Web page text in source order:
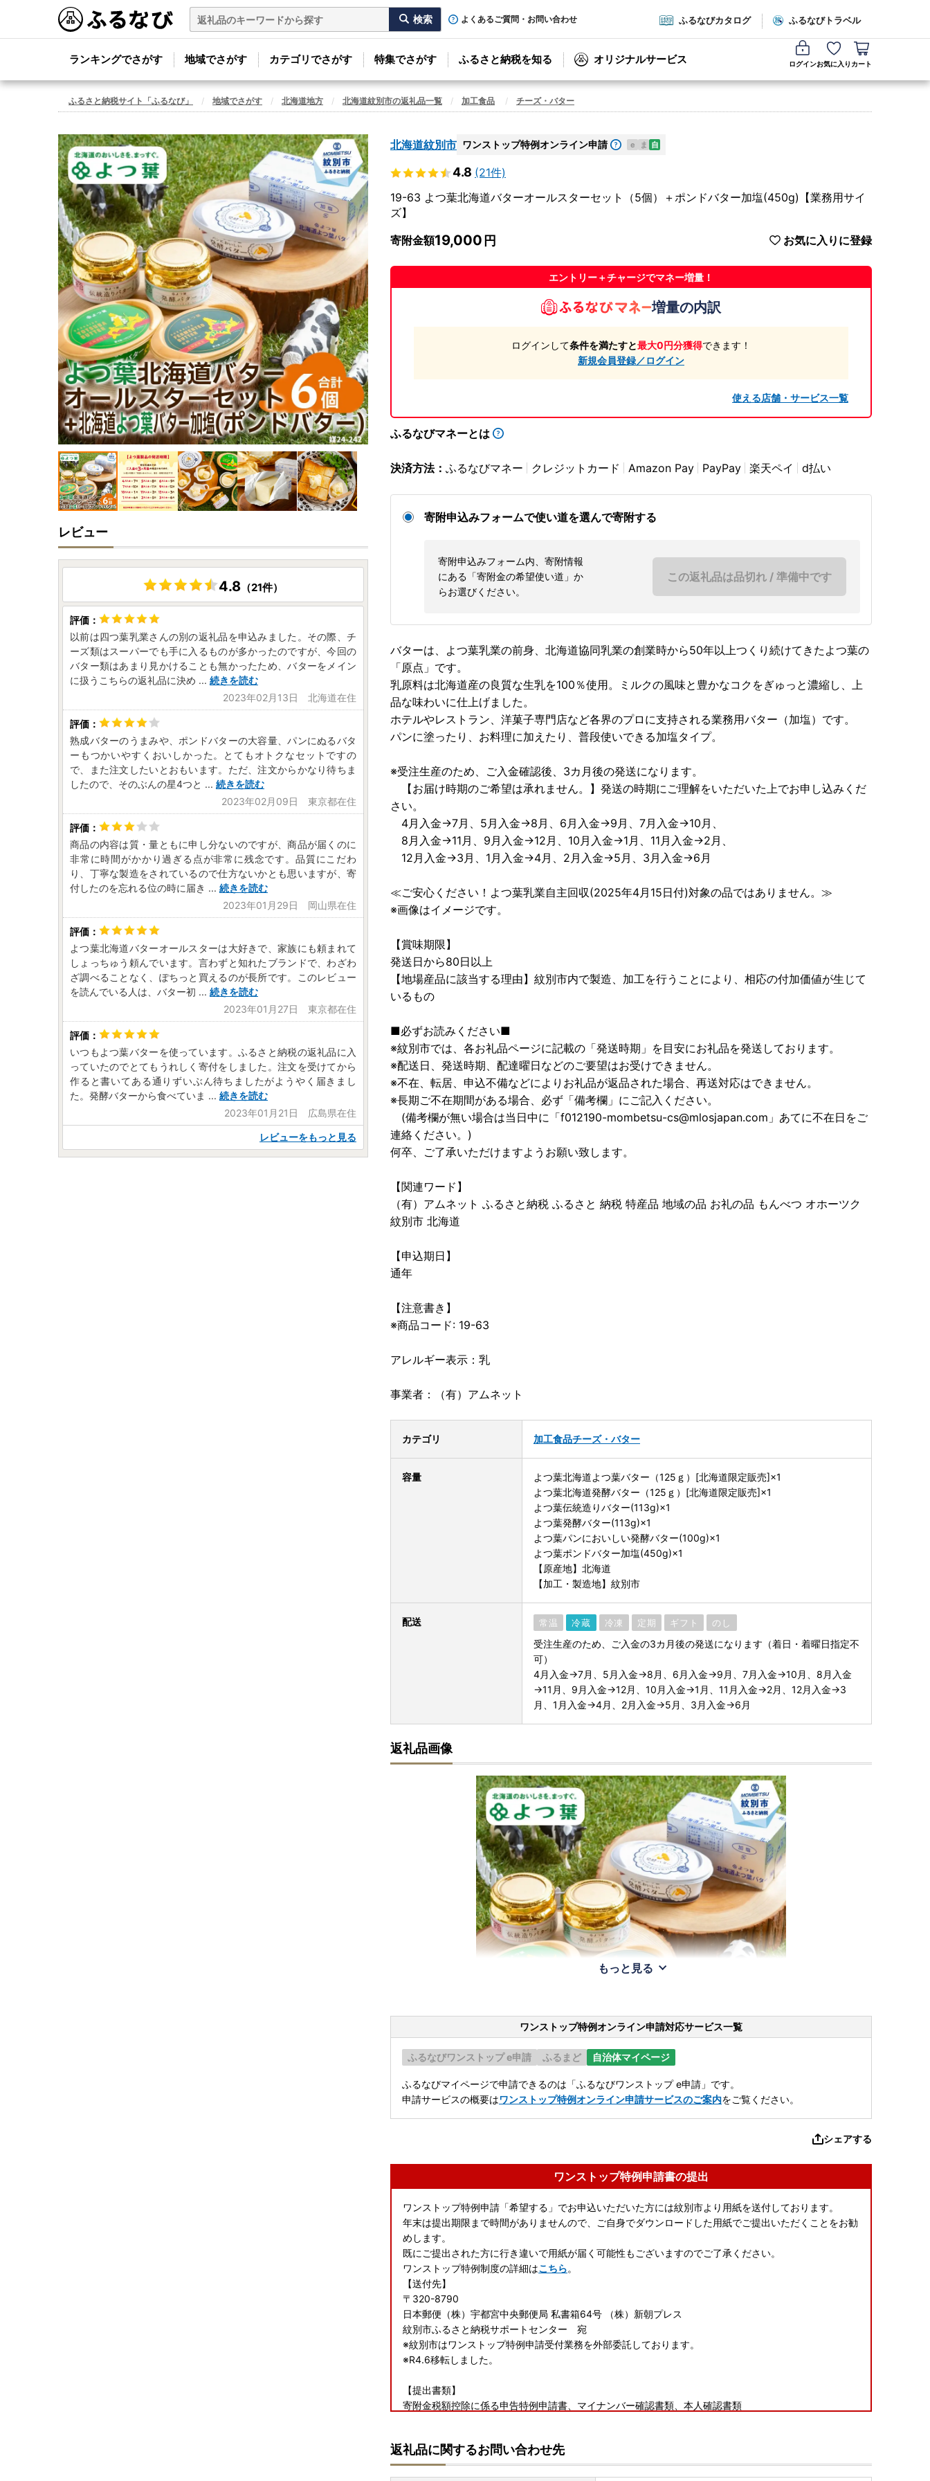
よくあるご質問・お問い合わせ ふるなびカタログ ふるなびトラベル
ランキングでさがす 地域でさがす カテゴリでさがす 特集でさがす ふるさと納税を知る オリジナルサービス ログインお気に入り カート
ふるさと納税サイト「ふるなび」 地域でさがす 北海道地方 北海道紋別市の返礼品一覧 加工食品 チーズ・バター
北海道紋別市 ワンストップ特例オンライン申請 e ま 自
4.8 (21件)
19-63 よつ葉北海道バターオールスターセット（5個）＋ポンドバター加塩(450g)【業務用サイ
ズ】
寄附金額19,000 お気に入りに登録
エントリー＋チャージでマネー増量！
増量の内訳
ログインして条件を満たすと最大0円分獲得できます！
新規会員登録／ログイン
使える店舗・サービス一覧
ふるなびマネーとは
決済方法： ふるなびマネー クレジットカード Amazon Pay PayPay 楽天ペイ d払い
寄附申込みフォームで使い道を選んで寄附する
寄附申込みフォーム内、寄附情報
にある「寄附金の希望使い道」か
らお選びください。
この返礼品は品切れ / 準備中です
バターは、よつ葉乳業の前身、北海道協同乳業の創業時から50年以上つくり続けてきたよつ葉の
「原点」です。
乳原料は北海道産の良質な生乳を100％使用。ミルクの風味と豊かなコクをぎゅっと濃縮し、上
品な味わいに仕上げました。
ホテルやレストラン、洋菓子専門店など各界のプロに支持される業務用バター（加塩）です。
パンに塗ったり、お料理に加えたり、普段使いできる加塩タイプ。
※受注生産のため、ご入金確認後、3カ月後の発送になります。
【お届け時期のご希望は承れません。】発送の時期にご理解をいただいた上でお申し込みくだ
さい。
4月入金→7月、5月入金→8月、6月入金→9月、7月入金→10月、
8月入金→11月、9月入金→12月、10月入金→1月、11月入金→2月、
12月入金→3月、1月入金→4月、2月入金→5月、3月入金→6月
≪ご安心ください！よつ葉乳業自主回収(2025年4月15日付)対象の品ではありません。≫
※画像はイメージです。
【賞味期限】
発送日から80日以上
【地場産品に該当する理由】紋別市内で製造、加工を行うことにより、相応の付加価値が生じて
いるもの
■必ずお読みください■
※紋別市では、各お礼品ページに記載の「発送時期」を目安にお礼品を発送しております。
※配送日、発送時期、配達曜日などのご要望はお受けできません。
※不在、転居、申込不備などによりお礼品が返品された場合、再送対応はできません。
※長期ご不在期間がある場合、必ず「備考欄」にご記入ください。
(備考欄が無い場合は当日中に「f012190-mombetsu-cs@mlosjapan.com」あてに不在日をご
連絡ください。)
何卒、ご了承いただけますようお願い致します。
【関連ワード】
（有）アムネット ふるさと納税 ふるさと 納税 特産品 地域の品 お礼の品 もんべつ オホーツク
紋別市 北海道
【申込期日】
通年
【注意書き】
※商品コード: 19-63
アレルギー表示：乳
事業者：（有）アムネット
カテゴリ 加工食品チーズ・バター
容量
よつ葉北海道よつ葉バター（125ｇ）[北海道限定販売]×1
よつ葉北海道発酵バター（125ｇ）[北海道限定販売]×1
よつ葉伝統造りバター(113g)×1
よつ葉発酵バター(113g)×1
よつ葉パンにおいしい発酵バター(100g)×1
よつ葉ポンドバター加塩(450g)×1
【原産地】北海道
【加工・製造地】紋別市
配送 常温 冷蔵 冷凍 定期 ギフト のし
受注生産のため、ご入金の3カ月後の発送になります（着日・着曜日指定不
可）
4月入金→7月、5月入金→8月、6月入金→9月、7月入金→10月、8月入金
→11月、9月入金→12月、10月入金→1月、11月入金→2月、12月入金→3
月、1月入金→4月、2月入金→5月、3月入金→6月
返礼品画像
もっと見る
ワンストップ特例オンライン申請対応サービス一覧
ふるなびワンストップ e申請 ふるまど 自治体マイページ
ふるなびマイページで申請できるのは「ふるなびワンストップ e申請」です。
申請サービスの概要はワンストップ特例オンライン申請サービスのご案内をご覧ください。
シェアする
ワンストップ特例申請書の提出
ワンストップ特例申請「希望する」でお申込いただいた方には紋別市より用紙を送付しております。
年末は提出期限まで時間がありませんので、ご自身でダウンロードした用紙でご提出いただくことをお勧
めします。
既にご提出された方に行き違いで用紙が届く可能性もございますのでご了承ください。
ワンストップ特例制度の詳細はこちら。
【送付先】
〒320-8790
日本郵便（株）宇都宮中央郵便局 私書箱64号 （株）新朝プレス
紋別市ふるさと納税サポートセンター 宛
※紋別市はワンストップ特例申請受付業務を外部委託しております。
※R4.6移転しました。
【提出書類】
寄附金税額控除に係る申告特例申請書、マイナンバー確認書類、本人確認書類
[オンラインワンストップ申請をご利用ください！！]
返礼品に関するお問い合わせ先
レビュー
4.8 （21件）
以前は四つ葉乳業さんの別の返礼品を申込みました。その際、チ
ーズ類はスーパーでも手に入るものが多かったのですが、今回の
バター類はあまり見かけることも無かったため、バターをメイン
に扱うこちらの返礼品に決め ... 続きを読む
2023年02月13日 北海道在住
熟成バターのうまみや、ポンドバターの大容量、パンにぬるバタ
ーもつかいやすくおいしかった。とてもオトクなセットですの
で、また注文したいとおもいます。ただ、注文からかなり待ちま
したので、そのぶんの星4つと ... 続きを読む
2023年02月09日 東京都在住
商品の内容は質・量ともに申し分ないのですが、商品が届くのに
非常に時間がかかり過ぎる点が非常に残念です。品質にこだわ
り、丁寧な製造をされているので仕方ないかとも思いますが、寄
付したのを忘れる位の時に届き ... 続きを読む
2023年01月29日 岡山県在住
よつ葉北海道バターオールスターは大好きで、家族にも頼まれて
しょっちゅう頼んでいます。言わずと知れたブランドで、わざわ
ざ調べることなく、ぽちっと買えるのが長所です。このレビュー
を読んでいる人は、バター初 ... 続きを読む
2023年01月27日 東京都在住
いつもよつ葉バターを使っています。ふるさと納税の返礼品に入
っていたのでとてもうれしく寄付をしました。注文を受けてから
作ると書いてある通りずいぶん待ちましたがようやく届きまし
た。発酵バターから食べていま ... 続きを読む
2023年01月21日 広島県在住
レビューをもっと見る